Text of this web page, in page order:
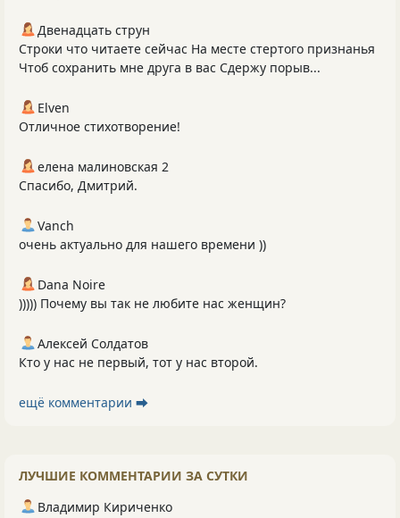
Двенадцать струн
Строки что читаете сейчас На месте стертого признанья
Чтоб сохранить мне друга в вас Сдержу порыв...
Elven
Отличное стихотворение!
елена малиновская 2
Спасибо, Дмитрий.
Vanch
очень актуально для нашего времени ))
Dana Noire
))))) Почему вы так не любите нас женщин?
Алексей Солдатов
Кто у нас не первый, тот у нас второй.
ещё комментарии ⮕
ЛУЧШИЕ КОММЕНТАРИИ ЗА СУТКИ
Владимир Кириченко